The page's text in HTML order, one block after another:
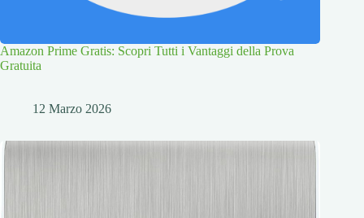
Amazon Prime Gratis: Scopri Tutti i Vantaggi della Prova
Gratuita
12 Marzo 2026